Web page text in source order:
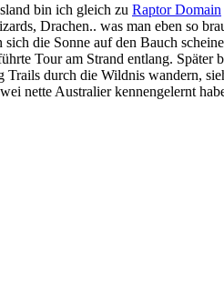
bin ich gleich zu Raptor Domain
Drachen.. was man eben so
sich die Sonne auf den Bauch
Tour am Strand entlang. Später
durch die Wildnis wandern,
nette Australier kennengelernt